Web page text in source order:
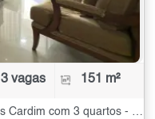
3 vagas 151 m²
Apartamento à Venda na Vila Gomes Cardim com 3 quartos - 151 m²